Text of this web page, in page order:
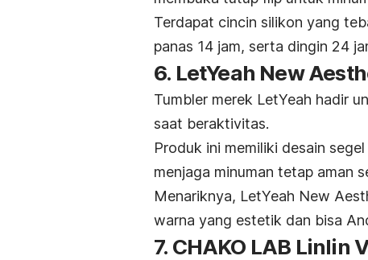
Terdapat cincin silikon yang
panas 14 jam, serta dingin 24
6. LetYeah New
Tumbler merek LetYeah hadir
saat beraktivitas.
Produk ini memiliki desain
menjaga minuman tetap aman
Menariknya, LetYeah New
warna yang estetik dan bisa
7. CHAKO LAB Linlin